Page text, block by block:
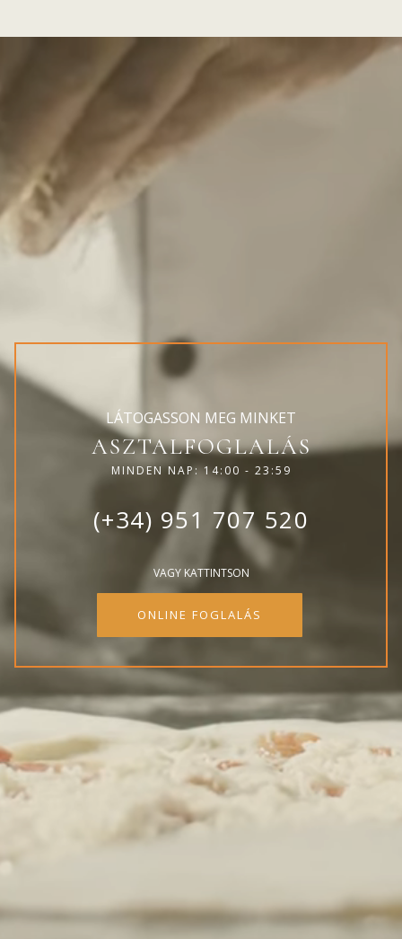
LÁTOGASSON MEG MINKET
ASZTALFOGLALÁS
MINDEN NAP: 14:00 - 23:59
(+34) 951 707 520
VAGY KATTINTSON
ONLINE FOGLALÁS